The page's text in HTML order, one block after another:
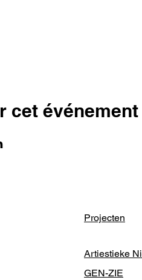
cet événement
Projecten
Artiestieke
GEN-ZIE